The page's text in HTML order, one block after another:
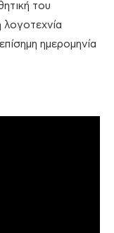
του
λογοτεχνία
ημερομηνία